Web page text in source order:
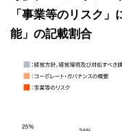
「事業等のリスク
能」の記載割合